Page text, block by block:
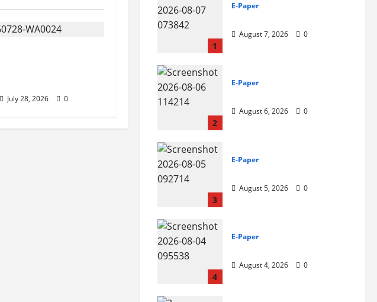
July 28, 2026 0
1
E-Paper
August 7, 2026 0
2
E-Paper
August 6, 2026 0
3
E-Paper
August 5, 2026 0
4
E-Paper
August 4, 2026 0